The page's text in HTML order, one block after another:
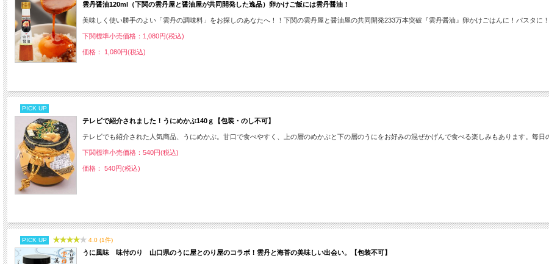
雲丹醤油120ml（下関の雲丹屋と醤油屋が共同開発した逸品）卵かけご飯には雲丹醤油！
美味しく使い勝手のよい「雲丹の調味料」をお探しのあなたへ！！下関の雲丹屋と醤油屋の共同開発233万本突破『雲丹醤油』卵かけごはんに！パスタに
下関標準小売価格：1,080円(税込)
価格： 1,080円(税込)
PICK UP
テレビで紹介されました！うにめかぶ140ｇ【包装・のし不可】
テレビでも紹介された人気商品、うにめかぶ。甘口で食べやすく、上の層のめかぶと下の層のうにをお好みの混ぜかげんで食べる楽しみもあります。毎日
下関標準小売価格：540円(税込)
価格： 540円(税込)
PICK UP 4.0 (1件)
うに風味 味付のり 山口県のうに屋とのり屋のコラボ！雲丹と海苔の美味しい出会い。【包装不可】